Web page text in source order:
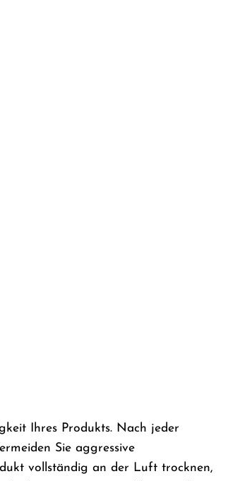
Ihres Produkts. Nach jeder
Sie aggressive
vollständig an der Luft trocknen,